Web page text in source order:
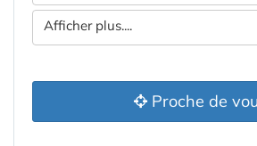
Afficher plus....
Proche de